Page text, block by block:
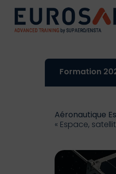
Formation
Aéronautique
« Espace,